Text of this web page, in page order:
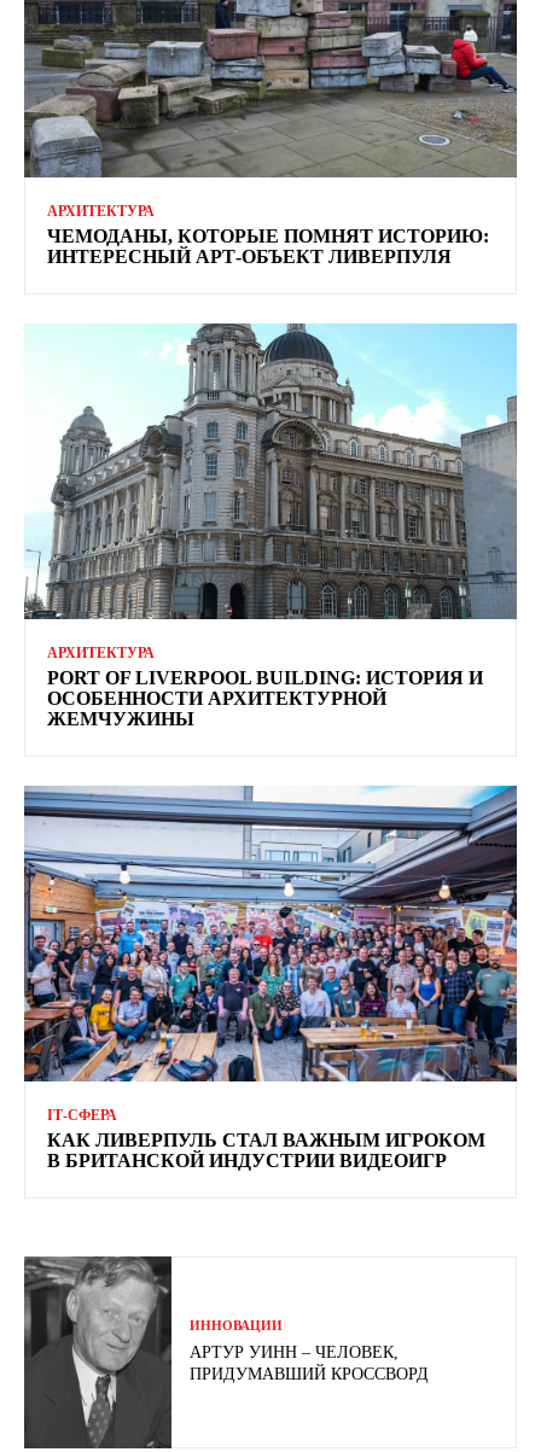
АРХИТЕКТУРА
ЧЕМОДАНЫ, КОТОРЫЕ ПОМНЯТ ИСТОРИЮ:
ИНТЕРЕСНЫЙ АРТ-ОБЪЕКТ ЛИВЕРПУЛЯ
АРХИТЕКТУРА
PORT OF LIVERPOOL BUILDING: ИСТОРИЯ И
ОСОБЕННОСТИ АРХИТЕКТУРНОЙ
ЖЕМЧУЖИНЫ
ІТ-СФЕРА
КАК ЛИВЕРПУЛЬ СТАЛ ВАЖНЫМ ИГРОКОМ
В БРИТАНСКОЙ ИНДУСТРИИ ВИДЕОИГР
ИННОВАЦИИ
АРТУР УИНН – ЧЕЛОВЕК,
ПРИДУМАВШИЙ КРОССВОРД